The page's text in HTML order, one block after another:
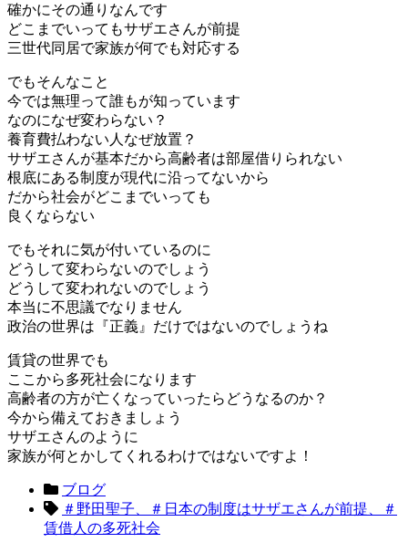
確かにその通りなんです
どこまでいってもサザエさんが前提
三世代同居で家族が何でも対応する
でもそんなこと
今では無理って誰もが知っています
なのになぜ変わらない？
養育費払わない人なぜ放置？
サザエさんが基本だから高齢者は部屋借りられない
根底にある制度が現代に沿ってないから
だから社会がどこまでいっても
良くならない
でもそれに気が付いているのに
どうして変わらないのでしょう
どうして変われないのでしょう
本当に不思議でなりません
政治の世界は『正義』だけではないのでしょうね
賃貸の世界でも
ここから多死社会になります
高齢者の方が亡くなっていったらどうなるのか？
今から備えておきましょう
サザエさんのように
家族が何とかしてくれるわけではないですよ！
ブログ
＃野田聖子、＃日本の制度はサザエさんが前提、＃
賃借人の多死社会